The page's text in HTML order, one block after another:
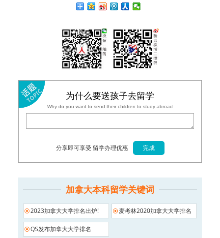
为什么要送孩子去留学
Why do you want to send their children to study abroad
分享即可享受 留学办理优惠
加拿大本科留学关键词
2023加拿大大学排名出炉! 麦考林2020加拿大大学排名
QS发布加拿大大学排名